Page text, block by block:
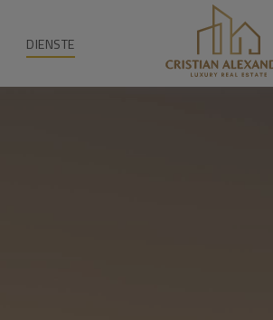
DIENSTE